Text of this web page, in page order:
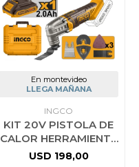
En montevideo
LLEGA MAÑANA
INGCO
KIT 20V PISTOLA DE
CALOR HERRAMIENTA
MULTIFUNCION INGCO
USD 198,00